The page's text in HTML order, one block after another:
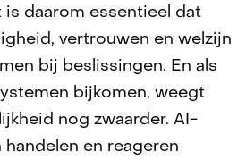
is daarom essentieel dat
vertrouwen en welzijn
bij beslissingen. En als
bijkomen, weegt
nog zwaarder. AI-
en reageren